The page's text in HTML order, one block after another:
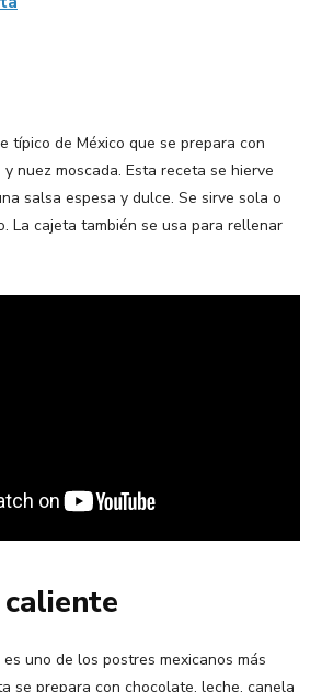
típico de México que se prepara con
nuez moscada. Esta receta se hierve
salsa espesa y dulce. Se sirve sola o
La cajeta también se usa para rellenar
uno de los postres mexicanos más
se prepara con chocolate, leche, canela